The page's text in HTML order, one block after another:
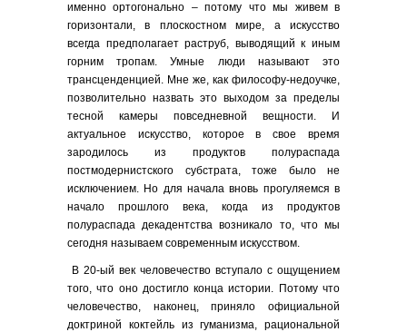
именно ортогонально – потому что мы живем в
горизонтали, в плоскостном мире, а искусство
всегда предполагает раструб, выводящий к иным
горним тропам. Умные люди называют это
трансценденцией. Мне же, как философу-недоучке,
позволительно назвать это выходом за пределы
тесной камеры повседневной вещности. И
актуальное искусство, которое в свое время
зародилось из продуктов полураспада
постмодернистского субстрата, тоже было не
исключением. Но для начала вновь прогуляемся в
начало прошлого века, когда из продуктов
полураспада декадентства возникало то, что мы
сегодня называем современным искусством.
В 20-ый век человечество вступало с ощущением
того, что оно достигло конца истории. Потому что
человечество, наконец, приняло официальной
доктриной коктейль из гуманизма, рациональной